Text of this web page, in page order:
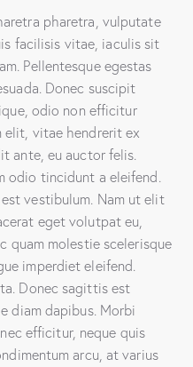
pharetra, vulputate
facilisis vitae, iaculis sit
Pellentesque egestas
Donec suscipit
odio non efficitur
elit, vitae hendrerit ex
ante, eu auctor felis.
odio tincidunt a eleifend.
vestibulum. Nam ut elit
eget volutpat eu,
quam molestie scelerisque
imperdiet eleifend.
Donec sagittis est
diam dapibus. Morbi
efficitur, neque quis
arcu, at varius